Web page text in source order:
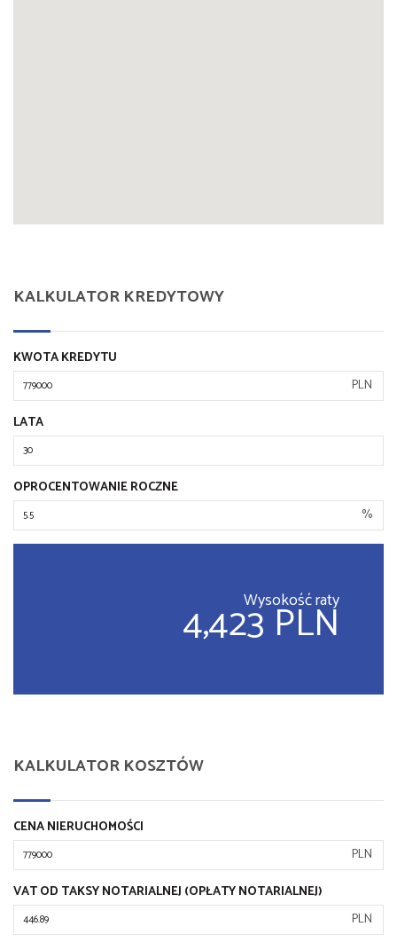
KALKULATOR KREDYTOWY
KWOTA KREDYTU
PLN
LATA
OPROCENTOWANIE ROCZNE
%
Wysokość raty
4,423 PLN
KALKULATOR KOSZTÓW
CENA NIERUCHOMOŚCI
PLN
VAT OD TAKSY NOTARIALNEJ (OPŁATY NOTARIALNEJ)
PLN